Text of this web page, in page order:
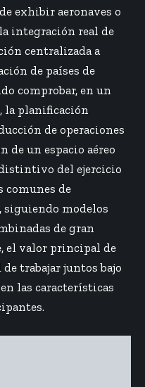
exhibir aeronaves o
integración real de
centralizada a
de países de
comprobar, en un
la planificación
de operaciones
de un espacio aéreo
del ejercicio
comunes de
modelos
de gran
el valor principal de
de trabajar juntos bajo
las características